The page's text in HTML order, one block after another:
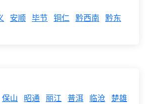
安顺 毕节 铜仁 黔西南 黔东
保山 昭通 丽江 普洱 临沧
楚雄